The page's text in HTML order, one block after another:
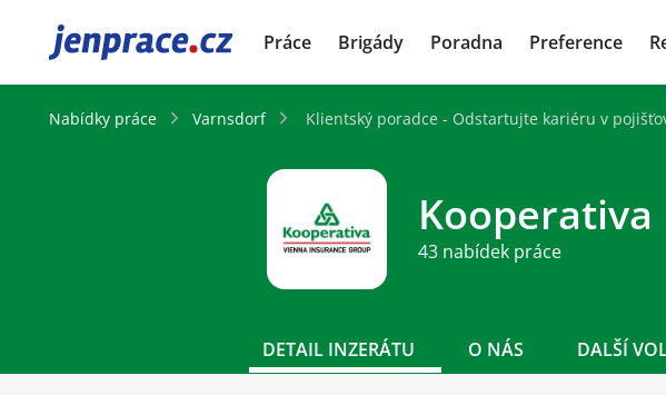
JenPráce.cz Práce Brigády Poradna Preference
Nabídky práce Varnsdorf Klientský poradce - Odstartujte kariéru v
Kooperativa
43 nabídek práce
DETAIL INZERÁTU O NÁS DALŠÍ